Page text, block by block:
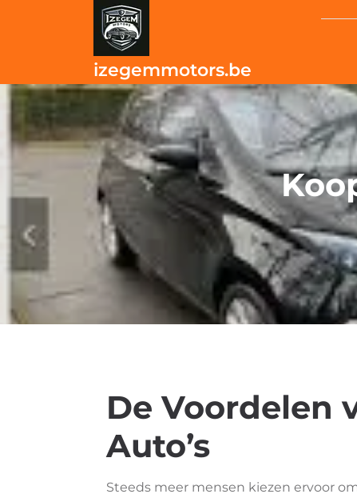
izegemmotors.be
De Voordelen
Auto’s
Steeds meer mensen kiezen ervoor